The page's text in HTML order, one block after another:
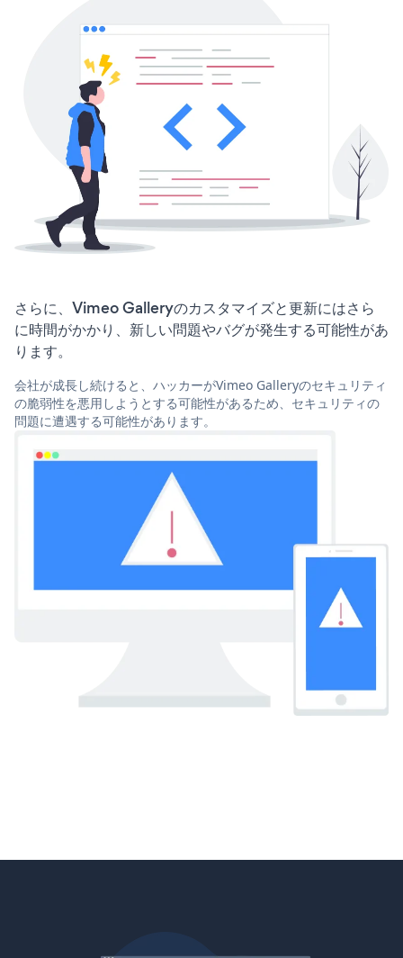
さらに、Vimeo Galleryのカスタマイズと更新にはさら
に時間がかかり、新しい問題やバグが発生する可能性があ
ります。
会社が成長し続けると、ハッカーがVimeo Galleryのセキュリティ
の脆弱性を悪用しようとする可能性があるため、セキュリティの
問題に遭遇する可能性があります。